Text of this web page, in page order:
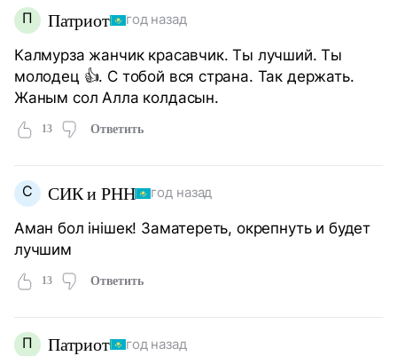
П Патриот год назад
Калмурза жанчик красавчик. Ты лучший. Ты
молодец 👍. С тобой вся страна. Так держать.
Жаным сол Алла колдасын.
13 Ответить
С СИК и РНН год назад
Аман бол інішек! Заматереть, окрепнуть и будет
лучшим
13 Ответить
П Патриот год назад